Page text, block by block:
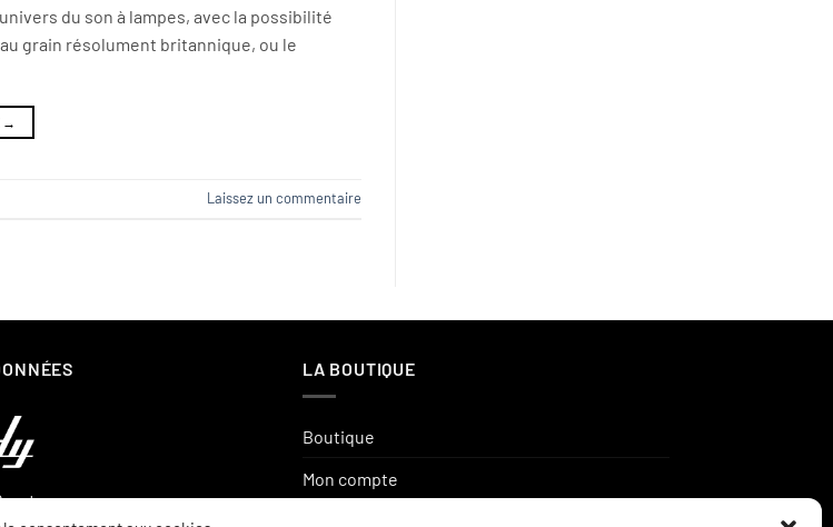
du son à lampes, avec la possibilité
grain résolument britannique, ou le
→
Laissez un commentaire
LA BOUTIQUE
Boutique
Mon compte